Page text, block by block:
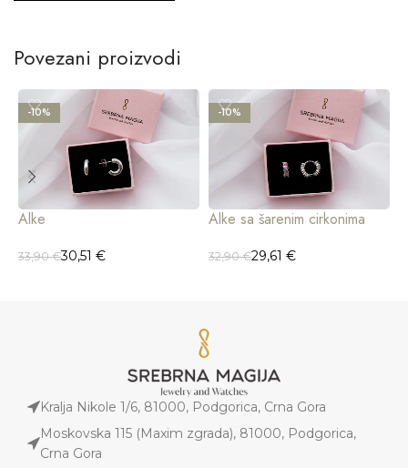
Povezani proizvodi
-10%
Alke
33,90€30,51 €
-10%
Alke sa šarenim cirkonima
32,90€29,61 €
Kralja Nikole 1/6, 81000, Podgorica, Crna Gora
Moskovska 115 (Maxim zgrada), 81000, Podgorica,
Crna Gora